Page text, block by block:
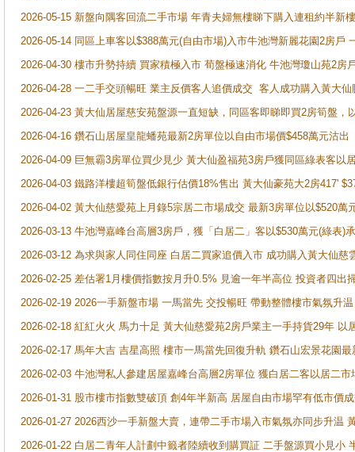
2026-05-15 新盤向隅客回流二手市場 年青夫婦無樓睇下購入連租約半新
2026-05-14 同區上車客以$388萬元(自由市場)入市牛池灣新麗花園2房戶
2026-04-30 樓市升勢持續 買家積極入市 荀盤極速消化 牛池灣瓊山苑2房
2026-04-28 一二手交頭暢旺 業主反價客人追價成交 客人成功購入黃大
2026-04-23 黃大仙居屋慈安苑盤源一直短缺，同區客即睇即買2房筍盤，
2026-04-16 鑽石山居屋皇龍蟠苑最新2房單位以自由市場價$458萬元沽出
2026-04-09 巨無霸3房單位買少見少 黃大仙盈福苑3房戶獲同區綠表客以
2026-04-03 鐵路洋樓超筍盤低銀行估價18%售出 黃大仙豪苑大2房417'
2026-04-02 黃大仙慈愛苑上月錄5宗居二市場成交 最新3房單位以$520萬
2026-03-13 牛池灣嘉峰台高層3房戶，獲「白居二」客以$530萬元(綠表)
2026-03-12 為求與家人同住同座 白居二買家追價入市 成功購入黃大仙
2026-02-25 差估署1月樓價指數按月升0.5% 見逾一年半高位 投資者四
2026-02-19 2026一手新盤市場 一馬當先 交投暢旺 帶動整體樓市氣氛升
2026-02-18 紅紅火火 馬力十足 黃大仙慈愛苑2房戶業主一手持貨29年 以
2026-02-17 馬年大吉 吉星高照 樓市一馬當先回復升軌 鑽石山宏景花園
2026-02-03 牛池灣私人參建居屋嘉峰台高層2房單位 獲白居二客以居二市
2026-01-31 股市樓市指數雙破頂 創4年半新高 居屋自由市場罕有低市價
2026-01-27 2026西沙一手新盤大賣，連帶二手市場入市氣氛亦同步升温
2026-01-22 白居二青年人計劃中籤者陸續收到購買証 二手盤源買小見小